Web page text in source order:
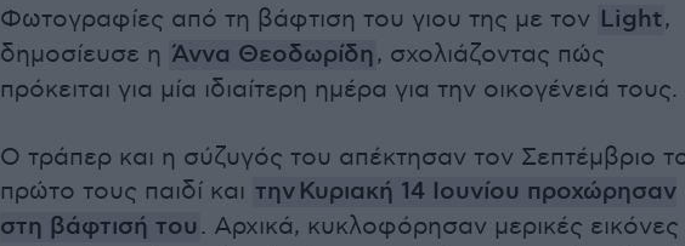
Φωτογραφίες από τη βάφτιση του γιου της με τον Light,
δημοσίευσε η Άννα Θεοδωρίδη, σχολιάζοντας πώς
πρόκειται για μία ιδιαίτερη ημέρα για την οικογένειά τους.
Ο τράπερ και η σύζυγός του απέκτησαν τον Σεπτέμβριο
πρώτο τους παιδί και την Κυριακή 14 Ιουνίου προχώρησαν
στη βάφτισή του. Αρχικά, κυκλοφόρησαν μερικές εικόνες